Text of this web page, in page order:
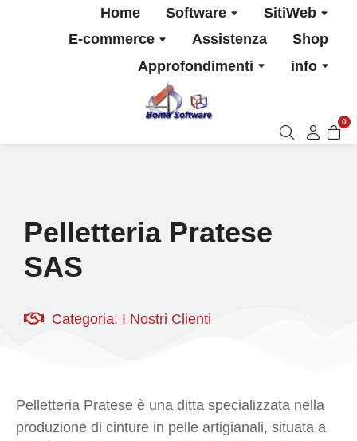
Home Software
SitiWeb
E-commerce
Assistenza
Shop
Approfondimenti
info
0
Pelletteria Pratese
SAS
Categoria: I Nostri Clienti
Pelletteria Pratese è una ditta specializzata nella
produzione di cinture in pelle artigianali, situata a